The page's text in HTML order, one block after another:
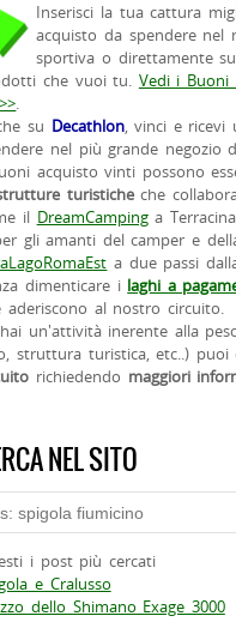
Inserisci la tua cattura
acquisto da spendere nel
sportiva o direttamente su
che vuoi tu. Vedi i Buoni
.
su Decathlon, vinci e ricevi
nel più grande negozio
acquisto vinti possono
turisticheche
il DreamCampinga
gli amanti del camper e
a due passi
dimenticare i laghi a
aderiscono al nostro circuito.
un'attività inerente alla
struttura turistica, etc..) puoi
richiedendo maggiori
NEL SITO
i post più cercati
e Cralusso
dello Shimano Exage 3000